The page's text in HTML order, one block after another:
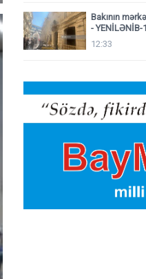
Bakının
- YENİLƏNİB-
12:33